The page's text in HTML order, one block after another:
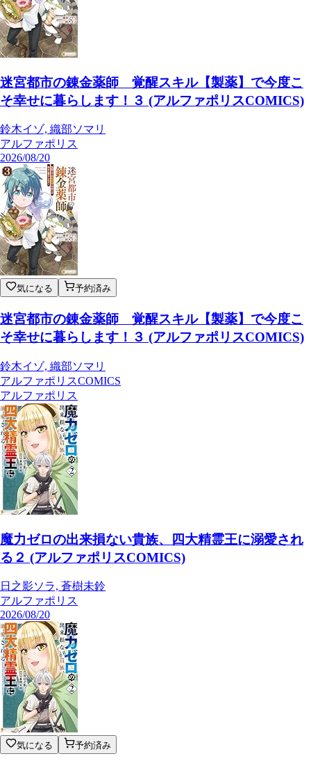
迷宮都市の錬金薬師 覚醒スキル【製薬】で今度こ
そ幸せに暮らします！３ (アルファポリスCOMICS)
鈴木イゾ, 織部ソマリ
アルファポリス
2026/08/20
気になる 予約済み
迷宮都市の錬金薬師 覚醒スキル【製薬】で今度こ
そ幸せに暮らします！３ (アルファポリスCOMICS)
鈴木イゾ, 織部ソマリ
アルファポリスCOMICS
アルファポリス
魔力ゼロの出来損ない貴族、四大精霊王に溺愛され
る２ (アルファポリスCOMICS)
日之影ソラ, 蒼樹未鈴
アルファポリス
2026/08/20
気になる 予約済み